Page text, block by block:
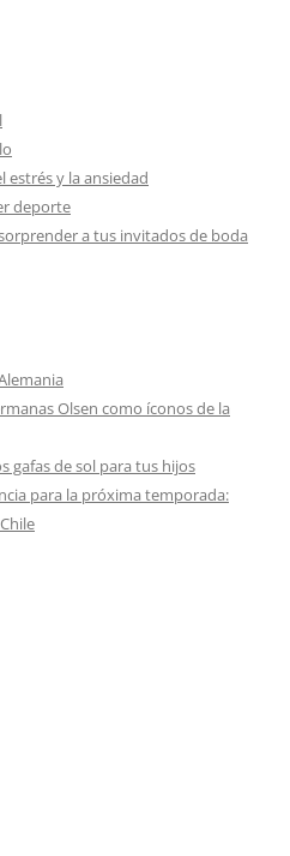
estrés y la ansiedad
deporte
a tus invitados de boda
Olsen como íconos de la
gafas de sol para tus hijos
para la próxima temporada: